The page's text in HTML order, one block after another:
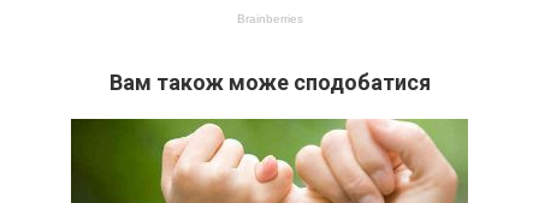
Вам також може сподобатися